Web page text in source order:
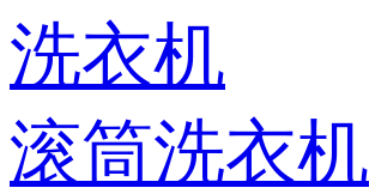
洗衣机
滚筒洗衣机